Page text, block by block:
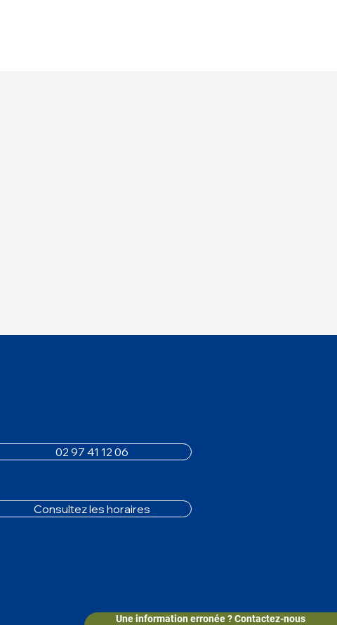
Une information erronée ? Contactez-nous
02 97 41 12 06
Consultez les horaires